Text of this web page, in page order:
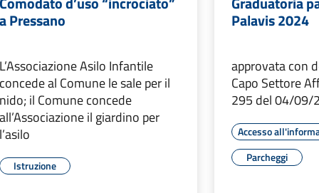
Pressano
Asilo Infantile
al Comune le sale per il
il Comune concede
il giardino per
Istruzione
Palavis 2024
approvata con
Capo Settore
295 del 04/09/
Accesso
Parcheggi